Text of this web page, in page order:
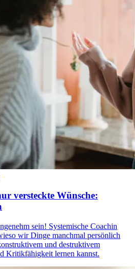
versteckte Wünsche:
sein! Systemische Coachin
wir Dinge manchmal persönlich
und destruktivem
Kritikfähigkeit lernen kannst.